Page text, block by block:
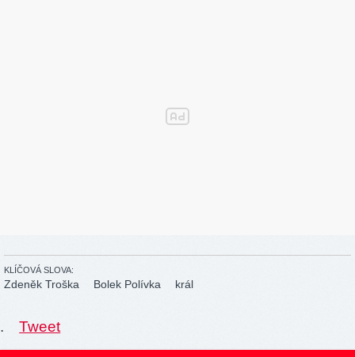
KLÍČOVÁ SLOVA:
Zdeněk Troška Bolek Polívka král
. Tweet